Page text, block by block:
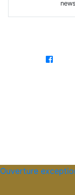
Ouverture